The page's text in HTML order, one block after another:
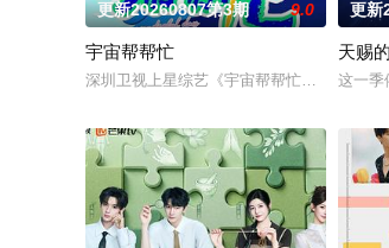
更新20260807第3期 9.0
宇宙帮帮忙
深圳卫视上星综艺《宇宙帮帮忙》是一档以
更新
天赐
这一季